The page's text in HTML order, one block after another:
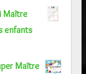
Maître
enfants
Maître